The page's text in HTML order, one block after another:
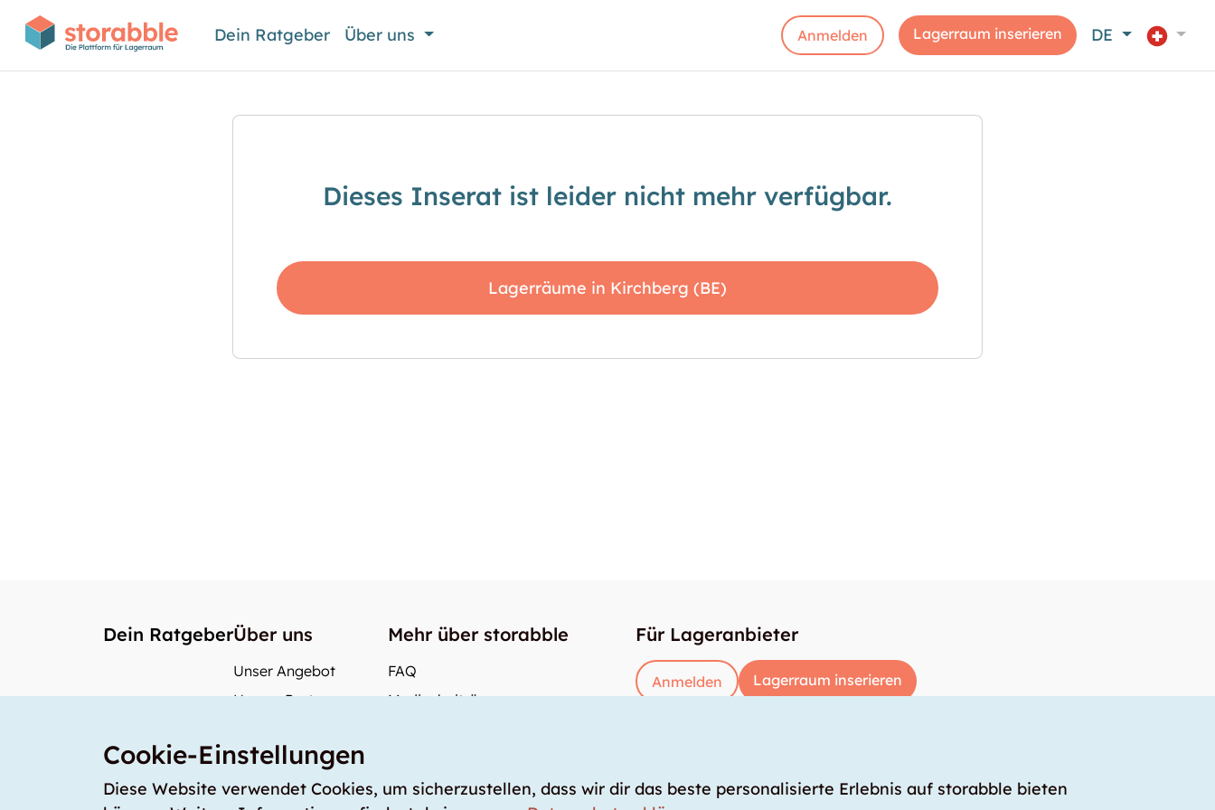
Dein Ratgeber Über uns Anmelden Lagerraum inserieren DE
Dieses Inserat ist leider nicht mehr verfügbar.
Lagerräume in Kirchberg (BE)
Dein RatgeberÜber uns
Unser Angebot
Unsere Partner
Unsere Preise
storabble Deutschland
Mehr über storabble
FAQ
Medienbeiträge
Für Lageranbieter
Anmelden Lagerraum inserieren
Cookie-Einstellungen
Diese Website verwendet Cookies, um sicherzustellen, dass wir dir das beste personalisierte Erlebnis auf storabble bieten